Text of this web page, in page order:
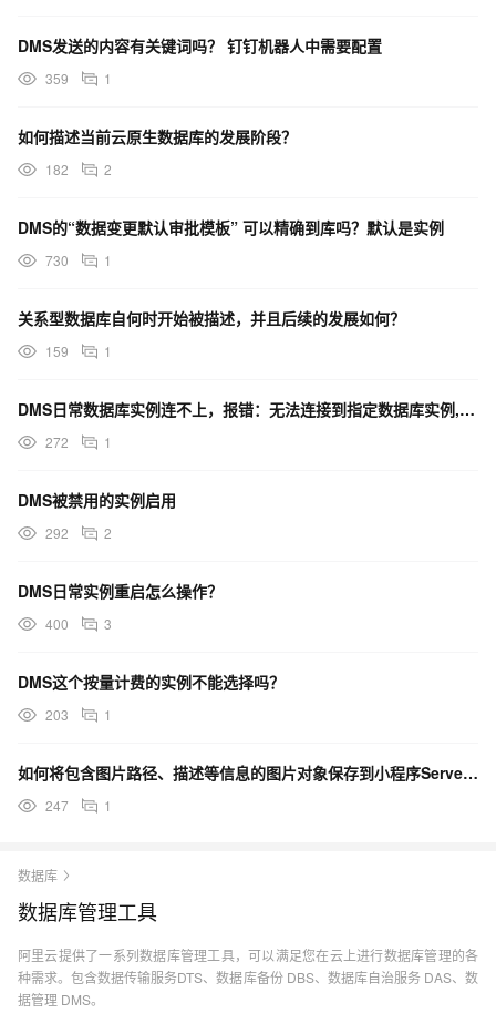
DMS发送的内容有关键词吗？ 钉钉机器人中需要配置
359 1
如何描述当前云原生数据库的发展阶段？
182 2
DMS的“数据变更默认审批模板” 可以精确到库吗？默认是实例
730 1
关系型数据库自何时开始被描述，并且后续的发展如何？
159 1
DMS日常数据库实例连不上，报错：无法连接到指定数据库实例, 如何排查对应实例连通性？
272 1
DMS被禁用的实例启用
292 2
DMS日常实例重启怎么操作？
400 3
DMS这个按量计费的实例不能选择吗？
203 1
如何将包含图片路径、描述等信息的图片对象保存到小程序Serverless的云数据库photos集合中
247 1
数据库
数据库管理工具
阿里云提供了一系列数据库管理工具，可以满足您在云上进行数据库管理的各
种需求。包含数据传输服务DTS、数据库备份 DBS、数据库自治服务 DAS、数
据管理 DMS。